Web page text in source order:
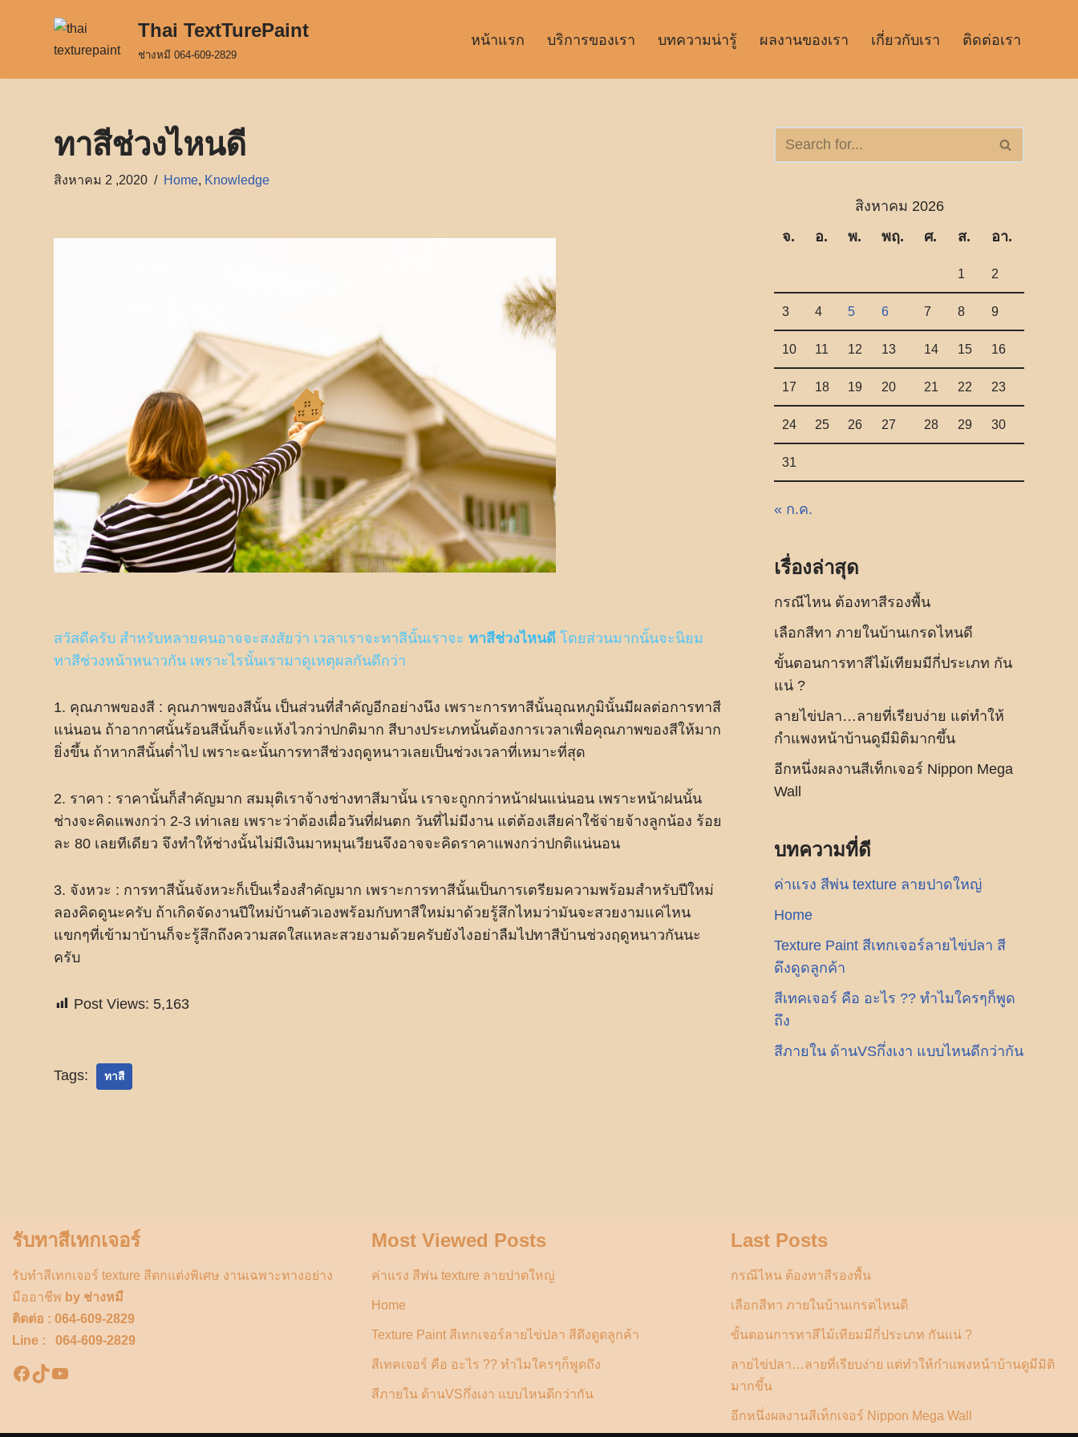
Thai TextTurePaint
ช่างหมี 064-609-2829
หน้าแรก บริการของเรา บทความน่ารู้ ผลงานของเรา เกี่ยวกับเรา ติดต่อเรา
ทาสีช่วงไหนดี
สิงหาคม 2 ,2020 Home, Knowledge
สวัสดีครับ สำหรับหลายคนอาจจะสงสัยว่า เวลาเราจะทาสีนั้นเราจะ ทาสีช่วงไหนดี โดยส่วนมากนั้นจะนิยม
ทาสีช่วงหน้าหนาวกัน เพราะไรนั้นเรามาดูเหตุผลกันดีกว่า
1. คุณภาพของสี : คุณภาพของสีนั้น เป็นส่วนที่สำคัญอีกอย่างนึง เพราะการทาสีนั้นอุณหภูมินั้นมีผลต่อการทาสี
แน่นอน ถ้าอากาศนั้นร้อนสีนั้นก็จะแห้งไวกว่าปกติมาก สีบางประเภทนั้นต้องการเวลาเพื่อคุณภาพของสีให้มาก
ยิ่งขึ้น ถ้าหากสีนั้นต่ำไป เพราะฉะนั้นการทาสีช่วงฤดูหนาวเลยเป็นช่วงเวลาที่เหมาะที่สุด
2. ราคา : ราคานั้นก็สำคัญมาก สมมุติเราจ้างช่างทาสีมานั้น เราจะถูกกว่าหน้าฝนแน่นอน เพราะหน้าฝนนั้น
ช่างจะคิดแพงกว่า 2-3 เท่าเลย เพราะว่าต้องเผื่อวันที่ฝนตก วันที่ไม่มีงาน แต่ต้องเสียค่าใช้จ่ายจ้างลูกน้อง ร้อย
ละ 80 เลยทีเดียว จึงทำให้ช่างนั้นไม่มีเงินมาหมุนเวียนจึงอาจจะคิดราคาแพงกว่าปกติแน่นอน
3. จังหวะ : การทาสีนั้นจังหวะก็เป็นเรื่องสำคัญมาก เพราะการทาสีนั้นเป็นการเตรียมความพร้อมสำหรับปีใหม่
ลองคิดดูนะครับ ถ้าเกิดจัดงานปีใหม่บ้านตัวเองพร้อมกับทาสีใหม่มาด้วยรู้สึกไหมว่ามันจะสวยงามแค่ไหน
แขกๆที่เข้ามาบ้านก็จะรู้สึกถึงความสดใสแหละสวยงามด้วยครับยังไงอย่าลืมไปทาสีบ้านช่วงฤดูหนาวกันนะ
ครับ
Post Views: 5,163
Tags: ทาสี
สิงหาคม 2026
จ.
อ. พ. พฤ. ศ. ส. อา.
1 2
3 4 5 6 7 8 9
10 11 12 13 14 15 16
17 18 19 20 21 22 23
24 25 26 27 28 29 30
31
« ก.ค.
เรื่องล่าสุด
กรณีไหน ต้องทาสีรองพื้น
เลือกสีทา ภายในบ้านเกรดไหนดี
ขั้นตอนการทาสีไม้เทียมมีกี่ประเภท กัน
แน่ ?
ลายไข่ปลา…ลายที่เรียบง่าย แต่ทำให้
กำแพงหน้าบ้านดูมีมิติมากขึ้น
อีกหนึ่งผลงานสีเท็กเจอร์ Nippon Mega
Wall
บทความที่ดี
ค่าแรง สีพ่น texture ลายปาดใหญ่
Home
Texture Paint สีเทกเจอร์ลายไข่ปลา สี
ดึงดูดลูกค้า
สีเทคเจอร์ คือ อะไร ?? ทำไมใครๆก็พูด
ถึง
สีภายใน ด้านVSกึ่งเงา แบบไหนดีกว่ากัน
รับทาสีเทกเจอร์
รับทำสีเทกเจอร์ texture สีตกแต่งพิเศษ งานเฉพาะทางอย่าง
มืออาชีพ by ช่างหมี
ติดต่อ : 064-609-2829
Line : 064-609-2829
Most Viewed Posts
ค่าแรง สีพ่น texture ลายปาดใหญ่
Home
Texture Paint สีเทกเจอร์ลายไข่ปลา สีดึงดูดลูกค้า
สีเทคเจอร์ คือ อะไร ?? ทำไมใครๆก็พูดถึง
สีภายใน ด้านVSกึ่งเงา แบบไหนดีกว่ากัน
Last Posts
กรณีไหน ต้องทาสีรองพื้น
เลือกสีทา ภายในบ้านเกรดไหนดี
ขั้นตอนการทาสีไม้เทียมมีกี่ประเภท กันแน่ ?
ลายไข่ปลา…ลายที่เรียบง่าย แต่ทำให้กำแพงหน้าบ้านดูมีมิติ
มากขึ้น
อีกหนึ่งผลงานสีเท็กเจอร์ Nippon Mega Wall